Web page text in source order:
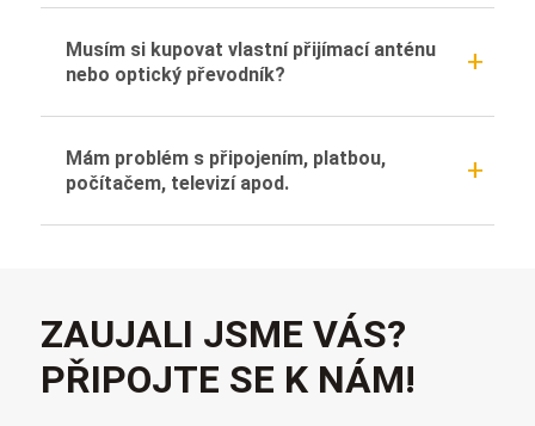
Musím si kupovat vlastní přijímací anténu
nebo optický převodník?
+
Mám problém s připojením, platbou,
počítačem, televizí apod.
+
ZAUJALI JSME VÁS?
PŘIPOJTE SE K NÁM!